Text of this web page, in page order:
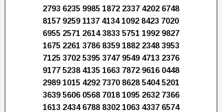
2793 6235 9985 1872 2337 4202 6748
8157 9259 1137 4134 1092 8423 7020
6955 2571 2614 3833 5751 1992 9827
1675 2261 3786 8359 1882 2348 3953
7125 3702 5395 3747 9549 4713 2376
9177 5238 4135 1663 7872 9616 0448
2989 1015 4292 7370 8628 5404 5201
3639 5606 0568 7018 1095 2632 7366
1613 2434 6788 8302 1063 4337 6574